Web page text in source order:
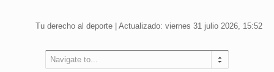
Tu derecho al deporte | Actualizado: viernes 31 julio 2026, 15:52
Navigate to...